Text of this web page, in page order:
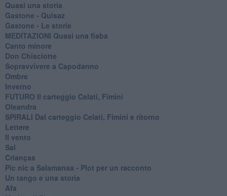
Quasi una storia
Gastone - Quisaz
Gastone - Le storie
MEDITAZIONI Quasi una fiaba
Canto minore
Don Chisciotte
Sopravvivere a Capodanno
Ombre
Inverno
FUTURO Il carteggio Celati, Fimini
Oleandra
SPIRALI Dal carteggio Celati, Fimini e ritorno
Lettere
Il vento
Sal
Crianças
Pic nic a Salamansa - Plot per un racconto
Un tango e una storia
Afa